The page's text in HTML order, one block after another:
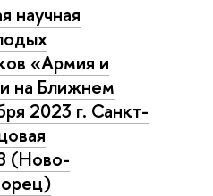
научная
«Армия и
на Ближнем
2023 г. Санкт-
(Ново-